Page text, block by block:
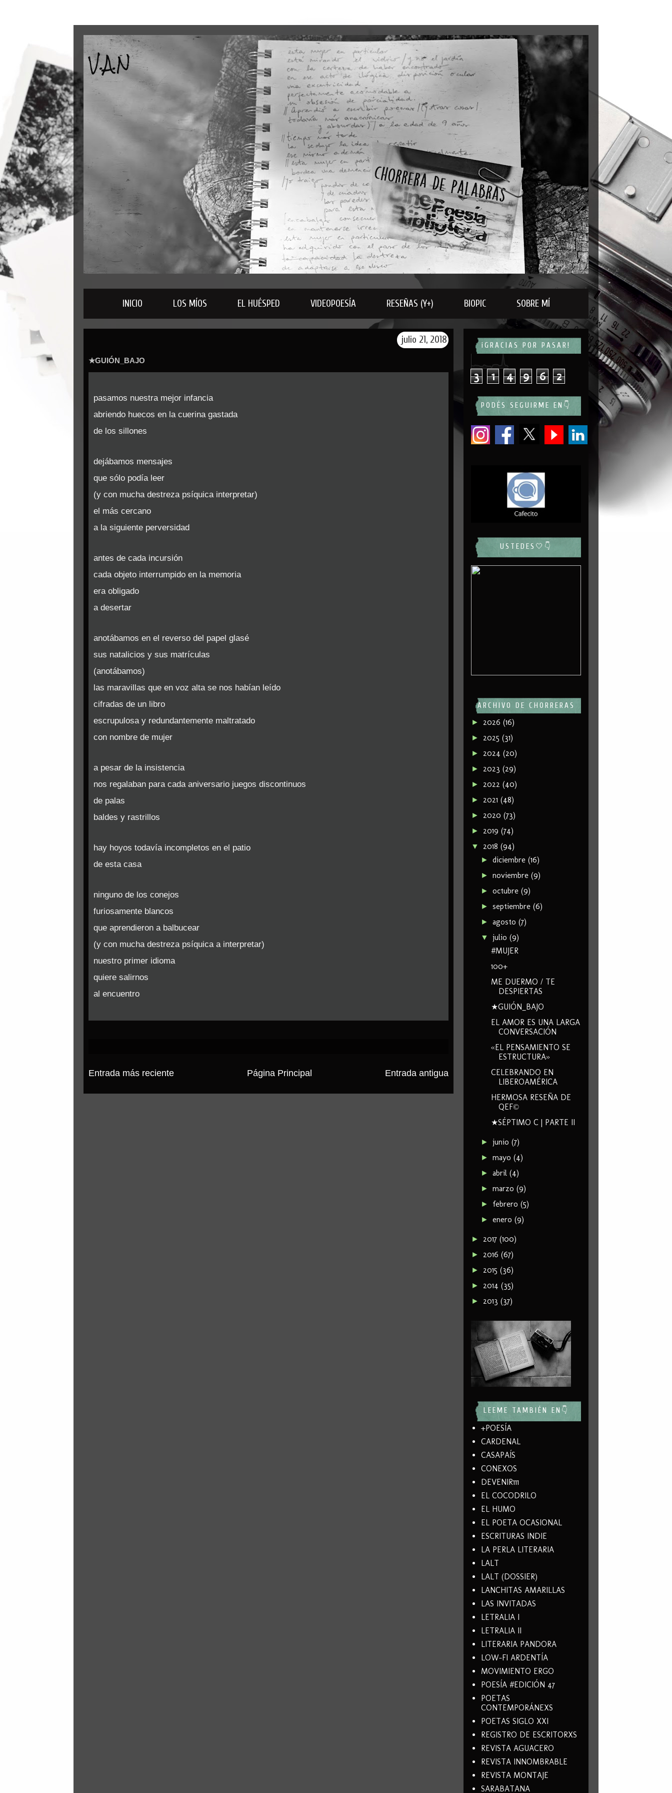
V.A.N
INICIO LOS MÍOS EL HUÉSPED VIDEOPOESÍA RESEÑAS (Y+) BIOPIC SOBRE MÍ
julio 21, 2018
★GUIÓN_BAJO
pasamos nuestra mejor infancia
abriendo huecos en la cuerina gastada
de los sillones
dejábamos mensajes
que sólo podía leer
(y con mucha destreza psíquica interpretar)
el más cercano
a la siguiente perversidad
antes de cada incursión
cada objeto interrumpido en la memoria
era obligado
a desertar
anotábamos en el reverso del papel glasé
sus natalicios y sus matrículas
(anotábamos)
las maravillas que en voz alta se nos habían leído
cifradas de un libro
escrupulosa y redundantemente maltratado
con nombre de mujer
a pesar de la insistencia
nos regalaban para cada aniversario juegos discontinuos
de palas
baldes y rastrillos
hay hoyos todavía incompletos en el patio
de esta casa
ninguno de los conejos
furiosamente blancos
que aprendieron a balbucear
(y con mucha destreza psíquica a interpretar)
nuestro primer idioma
quiere salirnos
al encuentro
Entrada más reciente Entrada antigua
Página Principal
¡GRACIAS POR PASAR!
3 1 4 9 6 2
PODÉS SEGUIRME EN👇
USTEDES🤍👇
ARCHIVO DE CHORRERAS
► 2026 (16)
► 2025 (31)
► 2024 (20)
► 2023 (29)
► 2022 (40)
► 2021 (48)
► 2020 (73)
► 2019 (74)
▼ 2018 (94)
►diciembre(16)
►noviembre(9)
►octubre(9)
►septiembre(6)
►agosto(7)
▼julio(9)
#MUJER
100+
ME DUERMO / TE
DESPIERTAS
★GUIÓN_BAJO
EL AMOR ES UNA LARGA
CONVERSACIÓN
«EL PENSAMIENTO SE
ESTRUCTURA»
CELEBRANDO EN
LIBEROAMÉRICA
HERMOSA RESEÑA DE
QEF©
★SÉPTIMO C | PARTE II
►junio(7)
►mayo(4)
►abril(4)
►marzo(9)
► febrero(5)
►enero(9)
► 2017 (100)
► 2016 (67)
► 2015 (36)
► 2014 (35)
► 2013 (37)
LEEME TAMBIÉN EN👇
+POESÍA
CARDENAL
CASAPAÍS
CONEXOS
DEVENIR111
EL COCODRILO
EL HUMO
EL POETA OCASIONAL
ESCRITURAS INDIE
LA PERLA LITERARIA
LALT
LALT (DOSSIER)
LANCHITAS AMARILLAS
LAS INVITADAS
LETRALIA I
LETRALIA II
LITERARIA PANDORA
LOW-FI ARDENTÍA
MOVIMIENTO ERGO
POESÍA #EDICIÓN 47
POETAS
CONTEMPORÁNEXS
POETAS SIGLO XXI
REGISTRO DE ESCRITORXS
REVISTA AGUACERO
REVISTA INNOMBRABLE
REVISTA MONTAJE
SARABATANA